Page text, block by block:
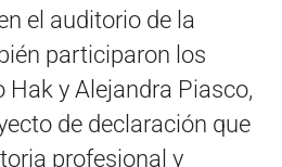
el auditorio de la
participaron los
Hak y Alejandra Piasco,
de declaración que
profesional y